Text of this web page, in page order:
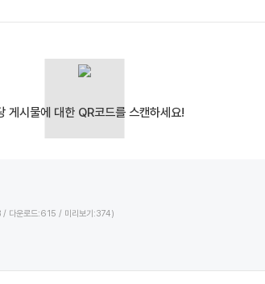
다운로드:615 / 미리보기:374)